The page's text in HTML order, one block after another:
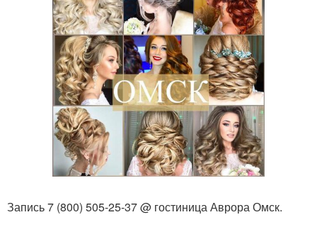
Запись 7 (800) 505-25-37 @ гостиница Аврора Омск.